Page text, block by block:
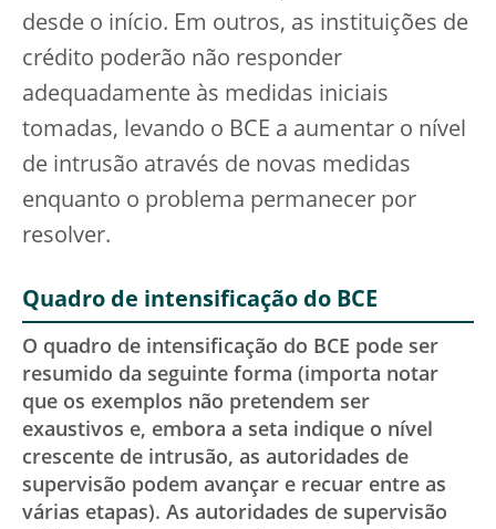
desde o início. Em outros, as instituições de
crédito poderão não responder
adequadamente às medidas iniciais
tomadas, levando o BCE a aumentar o nível
de intrusão através de novas medidas
enquanto o problema permanecer por
resolver.
Quadro de intensificação do BCE
O quadro de intensificação do BCE pode ser
resumido da seguinte forma (importa notar
que os exemplos não pretendem ser
exaustivos e, embora a seta indique o nível
crescente de intrusão, as autoridades de
supervisão podem avançar e recuar entre as
várias etapas). As autoridades de supervisão